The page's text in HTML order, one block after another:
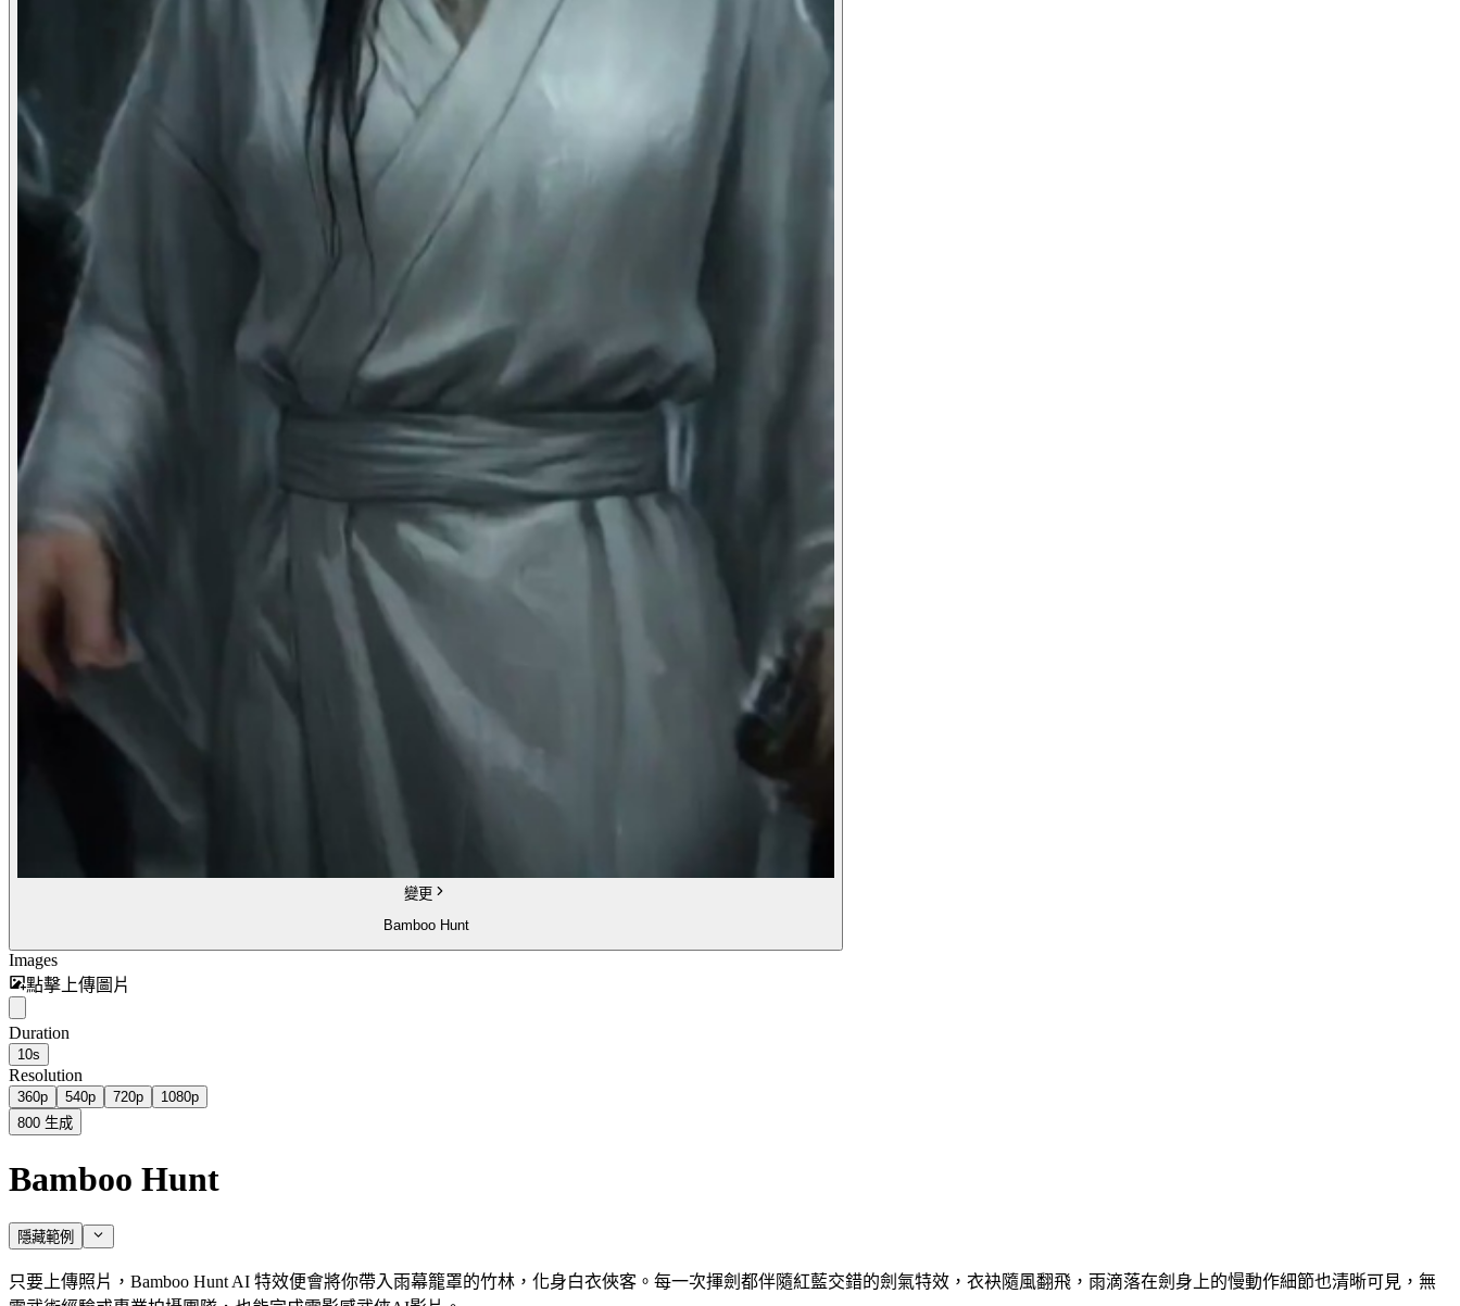
變更
Bamboo Hunt
Images
點擊上傳圖片
Duration
10s
Resolution
360p 540p 720p
1080p
800 生成
Bamboo Hunt
隱藏範例
只要上傳照片，Bamboo Hunt AI 特效便會將你帶入雨幕籠罩的竹林，化身白衣俠客。每一次揮劍都伴隨紅藍交錯的劍氣特效，衣袂隨風翻飛，雨滴落在劍身上的慢動作細節也清晰可見，無